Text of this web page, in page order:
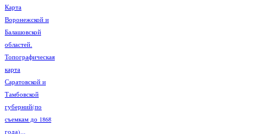
Карта
Воронежской и
Балашовской
областей.
Топографическая
карта
Саратовской и
Тамбовской
губерний(по
съемкам до 1868
года)...